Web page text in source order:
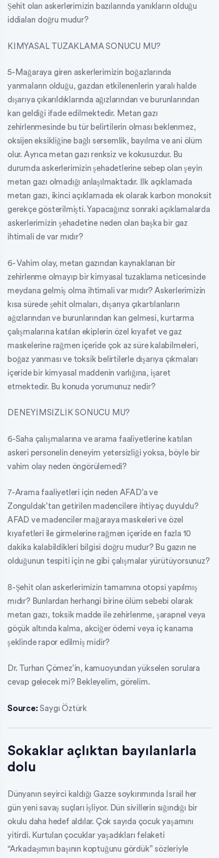
Şehit olan askerlerimizin bazılarında yanıkların olduğu
iddiaları doğru mudur?
KİMYASAL TUZAKLAMA SONUCU MU?
5-Mağaraya giren askerlerimizin boğazlarında
yanmaların olduğu, gazdan etkilenenlerin yaralı halde
dışarıya çıkarıldıklarında ağızlarından ve burunlarından
kan geldiği ifade edilmektedir. Metan gazı
zehirlenmesinde bu tür belirtilerin olması beklenmez,
oksijen eksikliğine bağlı sersemlik, bayılma ve ani ölüm
olur. Ayrıca metan gazı renksiz ve kokusuzdur. Bu
durumda askerlerimizin şehadetlerine sebep olan şeyin
metan gazı olmadığı anlaşılmaktadır. İlk açıklamada
metan gazı, ikinci açıklamada ek olarak karbon monoksit
gerekçe gösterilmişti. Yapacağınız sonraki açıklamalarda
askerlerimizin şehadetine neden olan başka bir gaz
ihtimali de var mıdır?
6- Vahim olay, metan gazından kaynaklanan bir
zehirlenme olmayıp bir kimyasal tuzaklama neticesinde
meydana gelmiş olma ihtimali var mıdır? Askerlerimizin
kısa sürede şehit olmaları, dışarıya çıkartılanların
ağızlarından ve burunlarından kan gelmesi, kurtarma
çalışmalarına katılan ekiplerin özel kıyafet ve gaz
maskelerine rağmen içeride çok az süre kalabilmeleri,
boğaz yanması ve toksik belirtilerle dışarıya çıkmaları
içeride bir kimyasal maddenin varlığına, işaret
etmektedir. Bu konuda yorumunuz nedir?
DENEYİMSİZLİK SONUCU MU?
6-Saha çalışmalarına ve arama faaliyetlerine katılan
askeri personelin deneyim yetersizliği yoksa, böyle bir
vahim olay neden öngörülemedi?
7-Arama faaliyetleri için neden AFAD’a ve
Zonguldak’tan getirilen madencilere ihtiyaç duyuldu?
AFAD ve madenciler mağaraya maskeleri ve özel
kıyafetleri ile girmelerine rağmen içeride en fazla 10
dakika kalabildikleri bilgisi doğru mudur? Bu gazın ne
olduğunun tespiti için ne gibi çalışmalar yürütüyorsunuz?
8-Şehit olan askerlerimizin tamamına otopsi yapılmış
mıdır? Bunlardan herhangi birine ölüm sebebi olarak
metan gazı, toksik madde ile zehirlenme, şarapnel veya
göçük altında kalma, akciğer ödemi veya iç kanama
şeklinde rapor edilmiş midir?
Dr. Turhan Çömez’in, kamuoyundan yükselen sorulara
cevap gelecek mi? Bekleyelim, görelim.
Source: Saygı Öztürk
Sokaklar açlıktan bayılanlarla
dolu
Dünyanın seyirci kaldığı Gazze soykırımında İsrail her
gün yeni savaş suçları işliyor. Dün sivillerin sığındığı bir
okulu daha hedef aldılar. Çok sayıda çocuk yaşamını
yitirdi. Kurtulan çocuklar yaşadıkları felaketi
“Arkadaşımın başının koptuğunu gördük” sözleriyle